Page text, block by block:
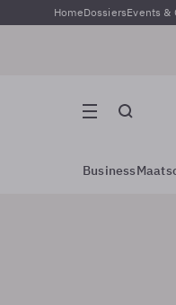
HomeDossiersEvents &
Business